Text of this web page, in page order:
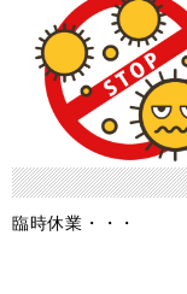
臨時休業・・・